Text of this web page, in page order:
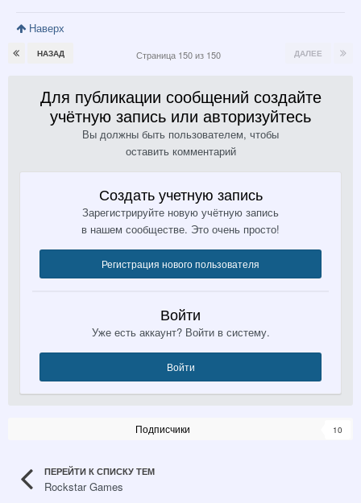
Наверх
НАЗАД ДАЛЕЕ
Страница 150 из 150
Для публикации сообщений создайте
учётную запись или авторизуйтесь
Вы должны быть пользователем, чтобы
оставить комментарий
Создать учетную запись
Зарегистрируйте новую учётную запись
в нашем сообществе. Это очень просто!
Регистрация нового пользователя
Войти
Уже есть аккаунт? Войти в систему.
Войти
Подписчики 10
ПЕРЕЙТИ К СПИСКУ ТЕМ
Rockstar Games